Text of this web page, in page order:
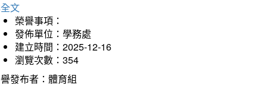
文
榮譽事項：
發佈單位：學務處
建立時間：2025-12-16
瀏覽次數：354
發布者：體育組